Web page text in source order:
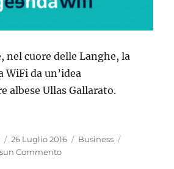
nel cuore delle Langhe, la
WiFi da un’idea
albese Ullas Gallarato.
Pubblicato
il
26 Luglio 2016 Categorie
Business
Commento